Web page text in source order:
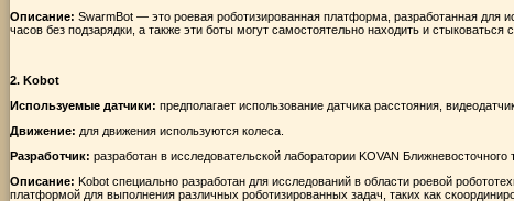
Описание: SwarmBot — это роевая роботизированная платформа, разработанная для
часов без подзарядки, а также эти боты могут самостоятельно находить и
2. Kobot
Используемые датчики: предполагает использование датчика расстояния,
Движение: для движения используются колеса.
Разработчик: разработан в исследовательской лаборатории KOVAN Ближневосточного
Описание: Kobot специально разработан для исследований в области роевой
платформой для выполнения различных роботизированных задач, таких как